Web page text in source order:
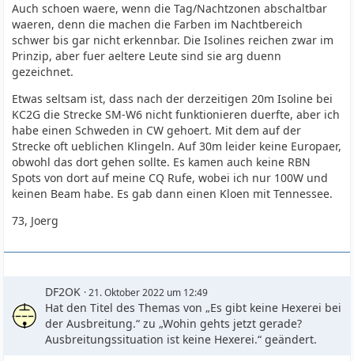
Auch schoen waere, wenn die Tag/Nachtzonen abschaltbar
waeren, denn die machen die Farben im Nachtbereich
schwer bis gar nicht erkennbar. Die Isolines reichen zwar im
Prinzip, aber fuer aeltere Leute sind sie arg duenn
gezeichnet.
Etwas seltsam ist, dass nach der derzeitigen 20m Isoline bei
KC2G die Strecke SM-W6 nicht funktionieren duerfte, aber ich
habe einen Schweden in CW gehoert. Mit dem auf der
Strecke oft ueblichen Klingeln. Auf 30m leider keine Europaer,
obwohl das dort gehen sollte. Es kamen auch keine RBN
Spots von dort auf meine CQ Rufe, wobei ich nur 100W und
keinen Beam habe. Es gab dann einen Kloen mit Tennessee.
73, Joerg
DF2OK 21. Oktober 2022 um 12:49
Hat den Titel des Themas von „Es gibt keine Hexerei bei
der Ausbreitung.“ zu „Wohin gehts jetzt gerade?
Ausbreitungssituation ist keine Hexerei.“ geändert.